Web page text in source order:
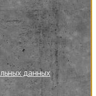
данных